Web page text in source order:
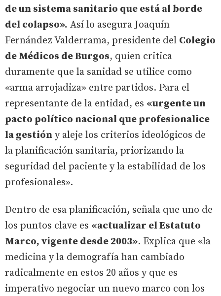
de un sistema sanitario que está al borde
del colapso». Así lo asegura Joaquín
Fernández Valderrama, presidente del Colegio
de Médicos de Burgos, quien critica
duramente que la sanidad se utilice como
«arma arrojadiza» entre partidos. Para el
representante de la entidad, es «urgente un
pacto político nacional que profesionalice
la gestión y aleje los criterios ideológicos de
la planificación sanitaria, priorizando la
seguridad del paciente y la estabilidad de los
profesionales».
Dentro de esa planificación, señala que uno de
los puntos clave es «actualizar el Estatuto
Marco, vigente desde 2003». Explica que «la
medicina y la demografía han cambiado
radicalmente en estos 20 años y que es
imperativo negociar un nuevo marco con los